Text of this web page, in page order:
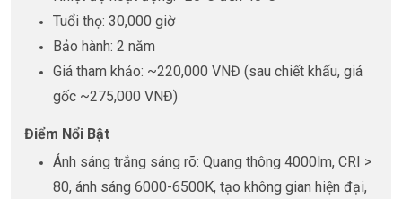
Tuổi thọ: 30,000 giờ
Bảo hành: 2 năm
Giá tham khảo: ~220,000 VNĐ (sau chiết khấu, giá
gốc ~275,000 VNĐ)
Điểm Nổi Bật
Ánh sáng trắng sáng rõ: Quang thông 4000lm, CRI >
80, ánh sáng 6000-6500K, tạo không gian hiện đại,